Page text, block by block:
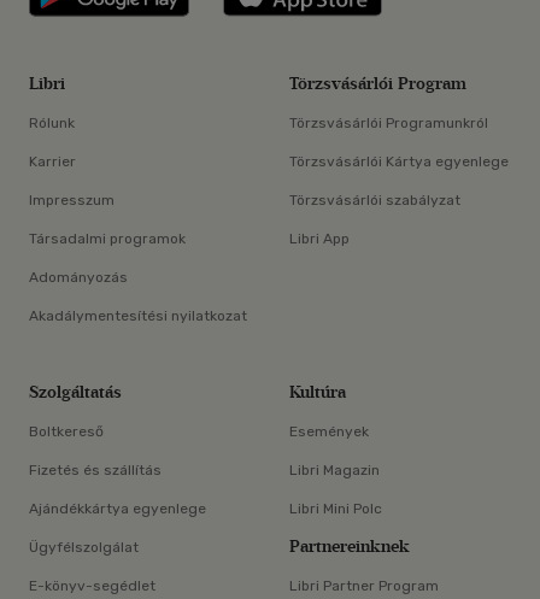
Libri
Rólunk
Karrier
Impresszum
Társadalmi programok
Adományozás
Akadálymentesítési nyilatkozat
Törzsvásárlói Program
Törzsvásárlói Programunkról
Törzsvásárlói Kártya egyenlege
Törzsvásárlói szabályzat
Libri App
Szolgáltatás
Boltkereső
Fizetés és szállítás
Ajándékkártya egyenlege
Ügyfélszolgálat
E-könyv-segédlet
Kultúra
Események
Libri Magazin
Libri Mini Polc
Partnereinknek
Libri Partner Program